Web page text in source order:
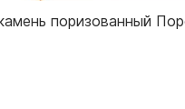
поризованный